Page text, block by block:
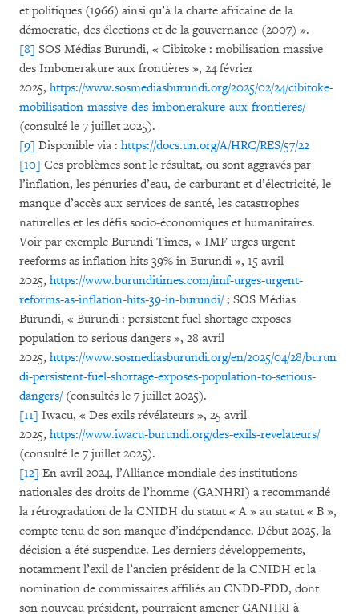
et politiques (1966) ainsi qu’à la charte africaine de la
démocratie, des élections et de la gouvernance (2007) ».
[8] SOS Médias Burundi, « Cibitoke : mobilisation massive
des Imbonerakure aux frontières », 24 février
2025, https://www.sosmediasburundi.org/2025/02/24/cibitoke-
mobilisation-massive-des-imbonerakure-aux-frontieres/
(consulté le 7 juillet 2025).
[9] Disponible via : https://docs.un.org/A/HRC/RES/57/22
[10] Ces problèmes sont le résultat, ou sont aggravés par
l’inflation, les pénuries d’eau, de carburant et d’électricité, le
manque d’accès aux services de santé, les catastrophes
naturelles et les défis socio-économiques et humanitaires.
Voir par exemple Burundi Times, « IMF urges urgent
reeforms as inflation hits 39% in Burundi », 15 avril
2025, https://www.burunditimes.com/imf-urges-urgent-
reforms-as-inflation-hits-39-in-burundi/; SOS Médias
Burundi, « Burundi : persistent fuel shortage exposes
population to serious dangers », 28 avril
2025, https://www.sosmediasburundi.org/en/2025/04/28/burun
di-persistent-fuel-shortage-exposes-population-to-serious-
dangers/(consultés le 7 juillet 2025).
[11] Iwacu, « Des exils révélateurs », 25 avril
2025, https://www.iwacu-burundi.org/des-exils-revelateurs/
(consulté le 7 juillet 2025).
[12] En avril 2024, l’Alliance mondiale des institutions
nationales des droits de l’homme (GANHRI) a recommandé
la rétrogradation de la CNIDH du statut « A » au statut « B »,
compte tenu de son manque d’indépendance. Début 2025, la
décision a été suspendue. Les derniers développements,
notamment l’exil de l’ancien président de la CNIDH et la
nomination de commissaires affiliés au CNDD-FDD, dont
son nouveau président, pourraient amener GANHRI à